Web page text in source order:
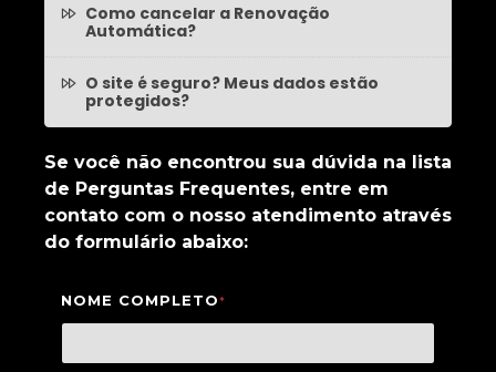
Como cancelar a Renovação
Automática?
O site é seguro? Meus dados estão
protegidos?
Se você não encontrou sua dúvida na lista
de Perguntas Frequentes, entre em
contato com o nosso atendimento através
do formulário abaixo:
NOME COMPLETO*